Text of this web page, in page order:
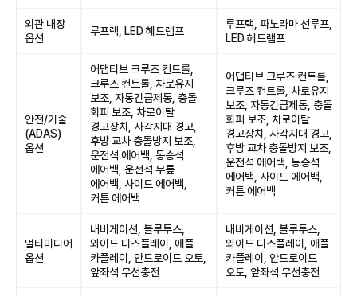
외관 내장
옵션
루프랙, LED 헤드램프
루프랙, 파노라마 선루프,
LED 헤드램프
안전/기술
(ADAS)
옵션
어댑티브 크루즈 컨트롤,
크루즈 컨트롤, 차로유지
보조, 자동긴급제동, 충돌
회피 보조, 차로이탈
경고장치, 사각지대 경고,
후방 교차 충돌방지 보조,
운전석 에어백, 동승석
에어백, 운전석 무릎
에어백, 사이드 에어백,
커튼 에어백
어댑티브 크루즈 컨트롤,
크루즈 컨트롤, 차로유지
보조, 자동긴급제동, 충돌
회피 보조, 차로이탈
경고장치, 사각지대 경고,
후방 교차 충돌방지 보조,
운전석 에어백, 동승석
에어백, 사이드 에어백,
커튼 에어백
멀티미디어
옵션
내비게이션, 블루투스,
와이드 디스플레이, 애플
카플레이, 안드로이드 오토,
앞좌석 무선충전
내비게이션, 블루투스,
와이드 디스플레이, 애플
카플레이, 안드로이드
오토, 앞좌석 무선충전